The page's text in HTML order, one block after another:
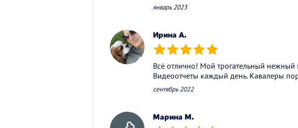
январь 2023
Ирина А.
(*) (*) (*) (*) (*)
Всё отлично! Мой трогательный нежный
Видеоотчеты каждый день. Кавалеры
сентябрь 2022
Марина М.